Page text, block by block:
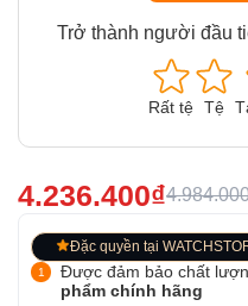
Trở thành người đầu
Rất tệ Tệ
4.236.400₫
Đặc quyền tại
Được đảm bảo chất
phẩm chính hãng